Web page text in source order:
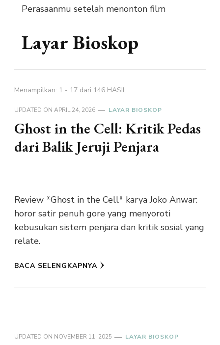
Perasaanmu setelah menonton film
Layar Bioskop
Menampilkan: 1 - 17 dari 146 HASIL
UPDATED ON APRIL 24, 2026 LAYAR BIOSKOP
Ghost in the Cell: Kritik Pedas
dari Balik Jeruji Penjara
Review *Ghost in the Cell* karya Joko Anwar:
horor satir penuh gore yang menyoroti
kebusukan sistem penjara dan kritik sosial yang
relate.
BACA SELENGKAPNYA
UPDATED ON NOVEMBER 11, 2025 LAYAR BIOSKOP